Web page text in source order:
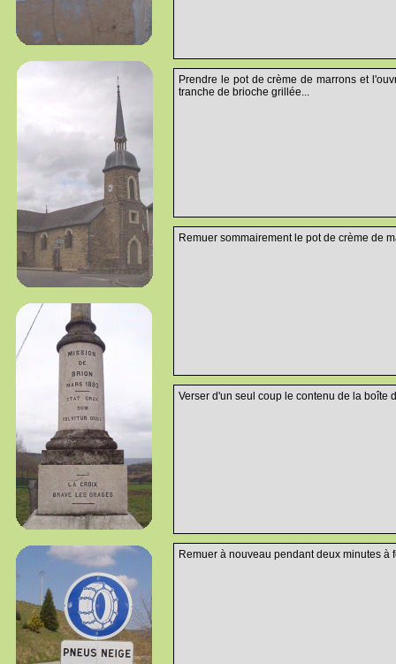
Prendre le pot de crème de marrons et
tranche de brioche grillée...
Remuer sommairement le pot de crème de
Verser d'un seul coup le contenu de la boîte
Remuer à nouveau pendant deux minutes à